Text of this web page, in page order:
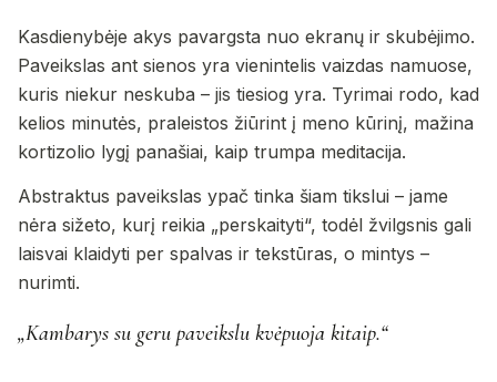
Kasdienybėje akys pavargsta nuo ekranų ir skubėjimo.
Paveikslas ant sienos yra vienintelis vaizdas namuose,
kuris niekur neskuba – jis tiesiog yra. Tyrimai rodo, kad
kelios minutės, praleistos žiūrint į meno kūrinį, mažina
kortizolio lygį panašiai, kaip trumpa meditacija.
Abstraktus paveikslas ypač tinka šiam tikslui – jame
nėra sižeto, kurį reikia „perskaityti“, todėl žvilgsnis gali
laisvai klaidyti per spalvas ir tekstūras, o mintys –
nurimti.
„Kambarys su geru paveikslu kvėpuoja kitaip.“